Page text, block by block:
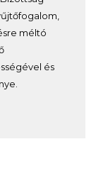
méltó
és